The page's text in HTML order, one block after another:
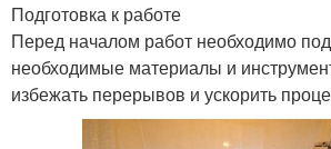
Подготовка к работе
Перед началом работ необходимо
необходимые материалы и
избежать перерывов и ускорить